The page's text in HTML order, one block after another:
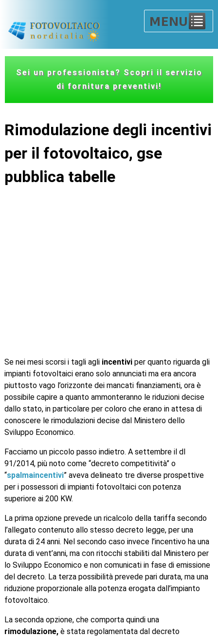
Sei un professionista? Scopri il servizio
di fornitura preventivi!
Rimodulazione degli incentivi
per il fotovoltaico, gse
pubblica tabelle
Se nei mesi scorsi i tagli agli incentiviper quanto riguarda gli
impianti fotovoltaici erano solo annunciati ma era ancora
piuttosto vago l’orizzonte dei mancati finanziamenti, ora è
possibile capire a quanto ammonteranno le riduzioni decise
dallo stato, in particolare per coloro che erano in attesa di
conoscere le rimodulazioni decise dal Ministero dello
Sviluppo Economico.
Facciamo un piccolo passo indietro. A settembre il dl
91/2014, più noto come “decreto competitività” o
“spalmaincentivi” aveva delineato tre diverse prospettive
per i possessori di impianti fotovoltaici con potenza
superiore ai 200 KW.
La prima opzione prevede un ricalcolo della tariffa secondo
l’allegato contenuto allo stesso decreto legge, per una
durata di 24 anni. Nel secondo caso invece l’incentivo ha una
durata di vent’anni, ma con ritocchi stabiliti dal Ministero per
lo Sviluppo Economico e non comunicati in fase di emissione
del decreto. La terza possibilità prevede pari durata, ma una
riduzione proporzionale alla potenza erogata dall’impianto
fotovoltaico.
La seconda opzione, che comporta quindi una
rimodulazione,è stata regolamentata dal decreto